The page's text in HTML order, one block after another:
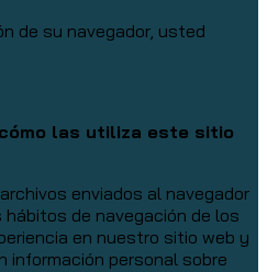
de su navegador, usted
las utiliza este sitio
enviados al navegador
de navegación de los
en nuestro sitio web y
información personal sobre